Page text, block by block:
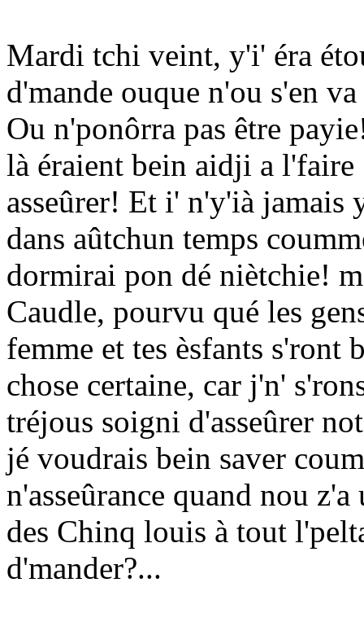
Mardi tchi veint, y'i' éra
d'mande ouque n'ou s'en
Ou n'ponôrra pas être
là éraient bein aidji a l'faire
asseûrer! Et i' n'y'ià jamais
dans aûtchun temps
dormirai pon dé niètchie!
Caudle, pourvu qué les
femme et tes èsfants s'ront
chose certaine, car j'n'
tréjous soigni d'asseûrer
jé voudrais bein saver
n'asseûrance quand nou
des Chinq louis à tout
d'mander?...